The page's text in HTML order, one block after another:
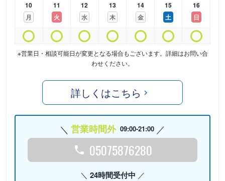
10
月
11
火
12
水
13
木
14
金
15
土
16
日
※営業日・相談可能日が変更となる場合もございます。詳細はお問い合
わせください。
詳しくはこちら
営業時間外 09:00-21:00
05075876280
24時間受付中